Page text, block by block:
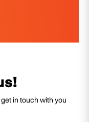
in touch with you